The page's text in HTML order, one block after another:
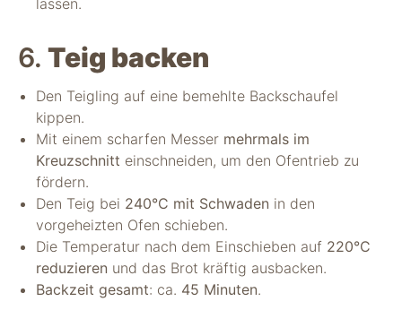
lassen.
6. Teig backen
Den Teigling auf eine bemehlte Backschaufel
kippen.
Mit einem scharfen Messer mehrmals im
Kreuzschnitt einschneiden, um den Ofentrieb zu
fördern.
Den Teig bei 240°C mit Schwaden in den
vorgeheizten Ofen schieben.
Die Temperatur nach dem Einschieben auf 220°C
reduzieren und das Brot kräftig ausbacken.
Backzeit gesamt: ca. 45 Minuten.